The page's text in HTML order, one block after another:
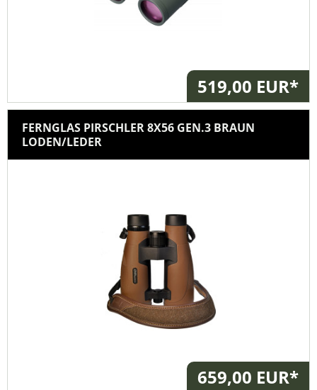
519,00 EUR*
FERNGLAS PIRSCHLER 8X56 GEN.3 BRAUN
LODEN/LEDER
659,00 EUR*